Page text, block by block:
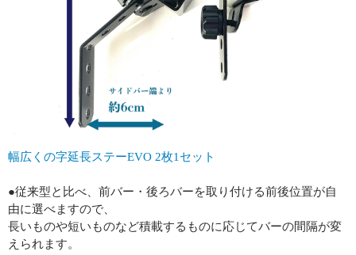
幅広くの字延長ステーEVO 2枚1セット
●従来型と比べ、前バー・後ろバーを取り付ける前後位置が自
由に選べますので、
長いものや短いものなど積載するものに応じてバーの間隔が変
えられます。